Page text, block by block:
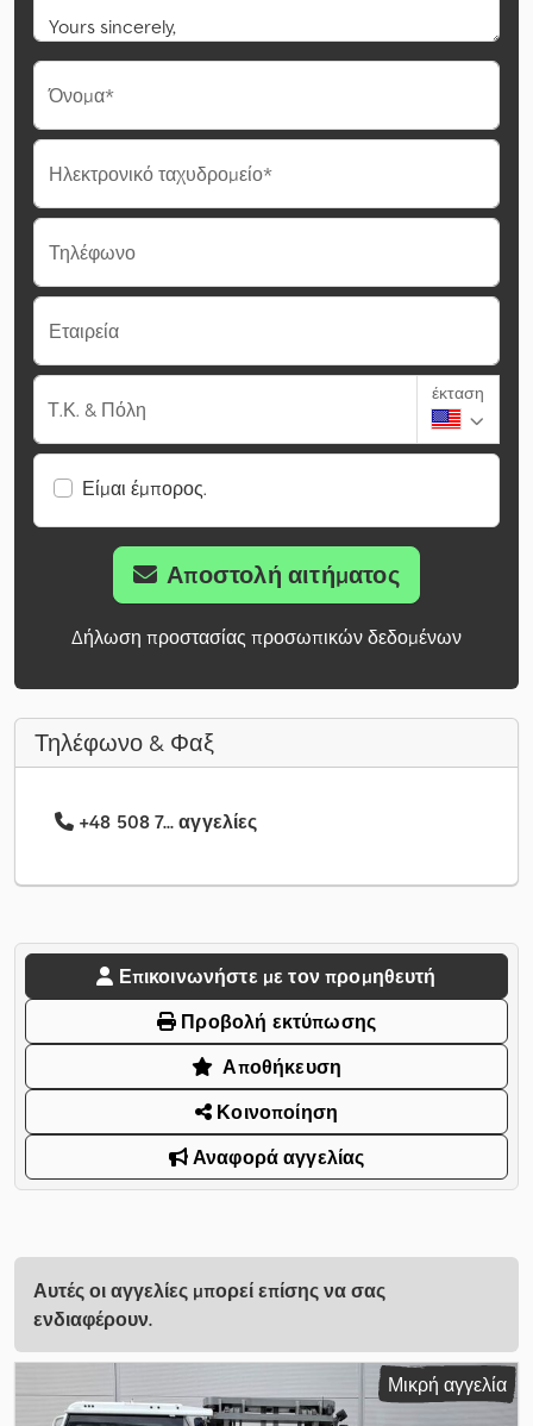
Όνομα*
Ηλεκτρονικό ταχυδρομείο*
Τηλέφωνο
Εταιρεία
Τ.Κ. & Πόλη
έκταση
Είμαι έμπορος.
Αποστολή αιτήματος
Δήλωση προστασίας προσωπικών δεδομένων
Τηλέφωνο & Φαξ
+48 508 7... αγγελίες
Επικοινωνήστε με τον προμηθευτή
Προβολή εκτύπωσης
Αποθήκευση
Κοινοποίηση
Αναφορά αγγελίας
Αυτές οι αγγελίες μπορεί επίσης να σας
ενδιαφέρουν.
Μικρή αγγελία